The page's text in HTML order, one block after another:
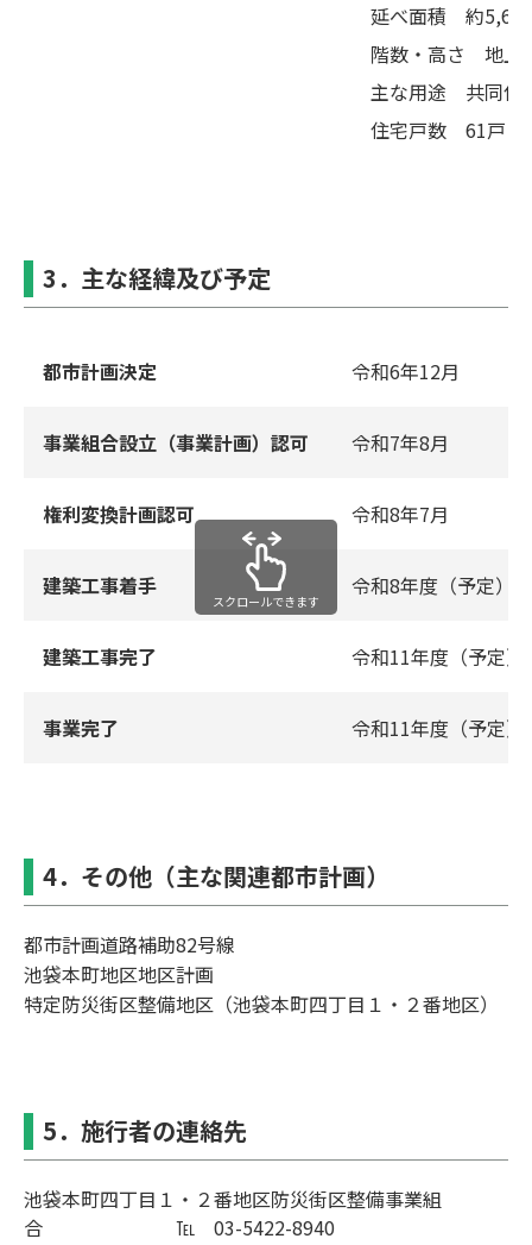
延べ面積 約
階数・高さ 地上
主な用途 共同住
住宅戸数 61戸
3．主な経緯及び予定
都市計画決定 令和6年12月
事業組合設立（事業計画）認可 令和7年8月
権利変換計画認可 令和8年7月
建築工事着手 令和8年度（予定）
建築工事完了 令和11年度（予定）
事業完了 令和11年度（予定）
スクロールできます
4．その他（主な関連都市計画）
都市計画道路補助82号線
池袋本町地区地区計画
特定防災街区整備地区（池袋本町四丁目１・２番地区）
5．施行者の連絡先
池袋本町四丁目１・２番地区防災街区整備事業組
合 ℡ 03-5422-8940